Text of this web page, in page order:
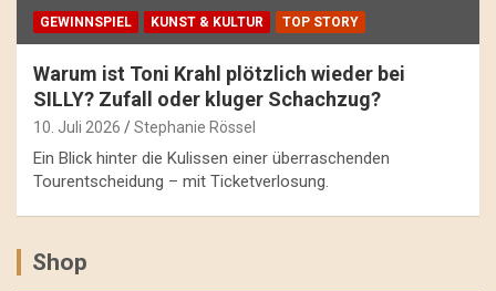
GEWINNSPIEL KUNST & KULTUR TOP STORY
Warum ist Toni Krahl plötzlich wieder bei
SILLY? Zufall oder kluger Schachzug?
10. Juli 2026 Stephanie Rössel
Ein Blick hinter die Kulissen einer überraschenden
Tourentscheidung – mit Ticketverlosung.
Shop